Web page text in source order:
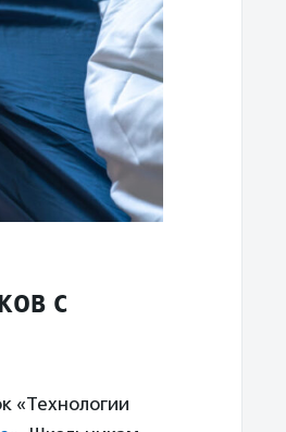
с
«Технологии